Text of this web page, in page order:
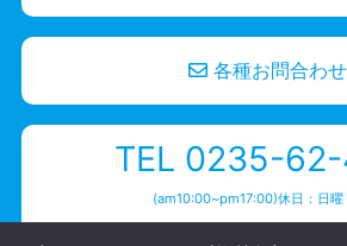
各種お問合わせ
TEL 0235-62-
(am10:00~pm17:00)休日：日曜